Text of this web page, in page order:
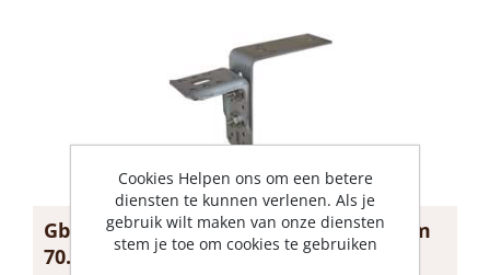
Gb Kozijnstelhoek XL 100 x 150/ 175mm
70...
Cookies Helpen ons om een betere
diensten te kunnen verlenen. Als je
gebruik wilt maken van onze diensten
stem je toe om cookies te gebruiken